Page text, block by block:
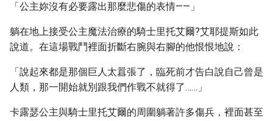
「公主妳沒有必要露出那麼悲傷的表情——」
躺在地上接受公主魔法治療的騎士里托艾爾?艾耶提斯如此
說道。在這場戰鬥裡面折斷右腕與右腳的他恨恨地說：
「說起來都是那個巨人太囂張了，臨死前才告白說自己曾是
人類，那一開始就別跟我們作戰不就得了……」
卡露瑟公主與騎士里托艾爾的周圍躺著許多傷兵，裡面甚至